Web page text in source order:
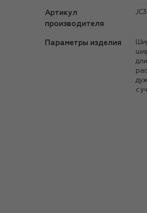
Артикул
производителя
Параметры изделия
Ширина линзы 53 мм,
с